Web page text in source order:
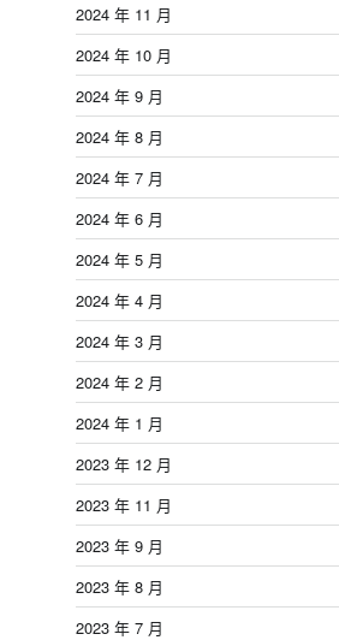
2024 年 11 月
2024 年 10 月
2024 年 9 月
2024 年 8 月
2024 年 7 月
2024 年 6 月
2024 年 5 月
2024 年 4 月
2024 年 3 月
2024 年 2 月
2024 年 1 月
2023 年 12 月
2023 年 11 月
2023 年 9 月
2023 年 8 月
2023 年 7 月